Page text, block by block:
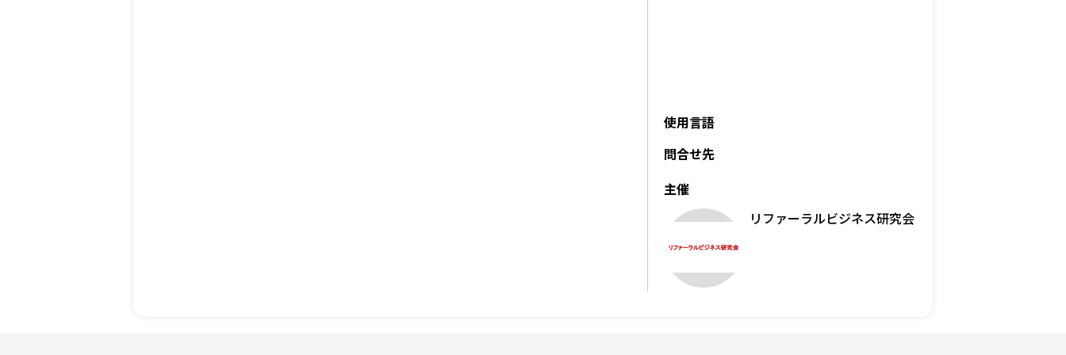
使用言語
問合せ先
主催
リファーラルビジネス研究会